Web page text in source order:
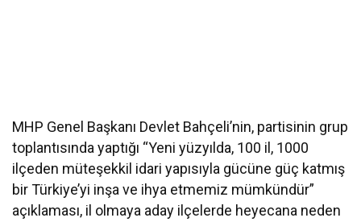
MHP Genel Başkanı Devlet Bahçeli’nin, partisinin grup
toplantısında yaptığı “Yeni yüzyılda, 100 il, 1000
ilçeden müteşekkil idari yapısıyla gücüne güç katmış
bir Türkiye’yi inşa ve ihya etmemiz mümkündür”
açıklaması, il olmaya aday ilçelerde heyecana neden